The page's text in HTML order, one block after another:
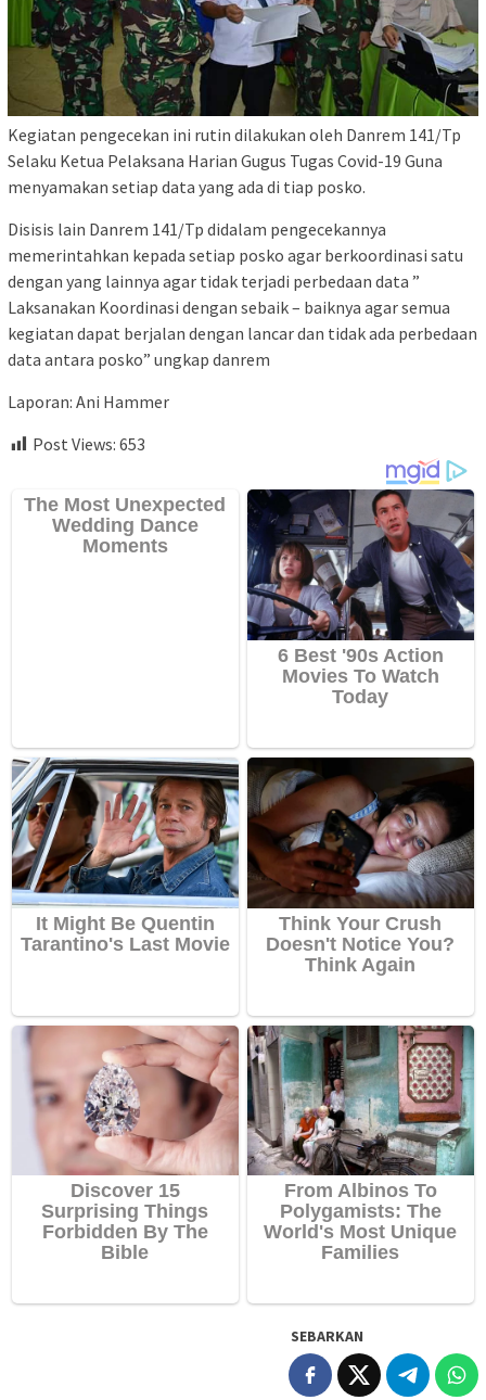
Kegiatan pengecekan ini rutin dilakukan oleh Danrem 141/Tp
Selaku Ketua Pelaksana Harian Gugus Tugas Covid-19 Guna
menyamakan setiap data yang ada di tiap posko.
Disisis lain Danrem 141/Tp didalam pengecekannya
memerintahkan kepada setiap posko agar berkoordinasi satu
dengan yang lainnya agar tidak terjadi perbedaan data ”
Laksanakan Koordinasi dengan sebaik – baiknya agar semua
kegiatan dapat berjalan dengan lancar dan tidak ada perbedaan
data antara posko” ungkap danrem
Laporan: Ani Hammer
Post Views: 653
SEBARKAN